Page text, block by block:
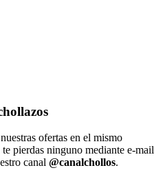
ofertas en el mismo
pierdas ninguno mediante e-mail
canal @canalchollos.